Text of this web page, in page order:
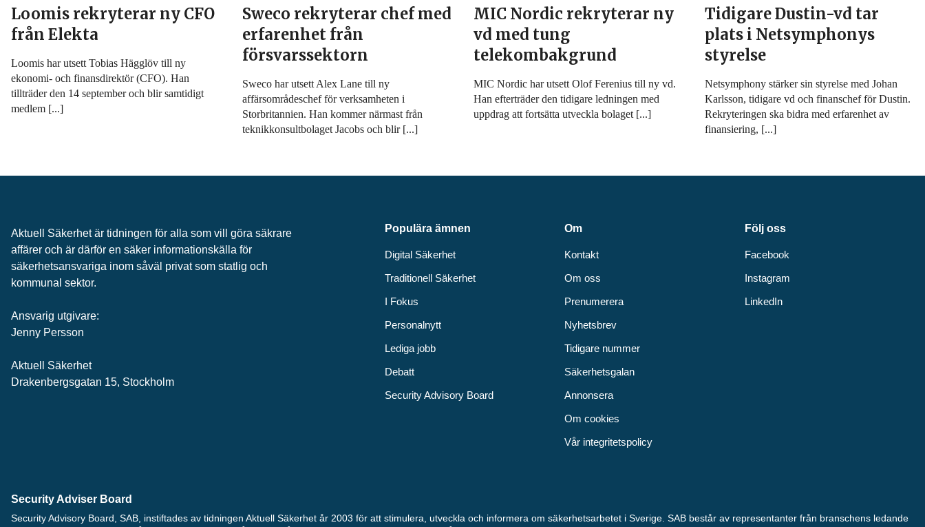
Loomis rekryterar ny CFO
från Elekta
Loomis har utsett Tobias Hägglöv till ny
ekonomi- och finansdirektör (CFO). Han
tillträder den 14 september och blir samtidigt
medlem [...]
Sweco rekryterar chef med
erfarenhet från
försvarssektorn
Sweco har utsett Alex Lane till ny
affärsområdeschef för verksamheten i
Storbritannien. Han kommer närmast från
teknikkonsultbolaget Jacobs och blir [...]
MIC Nordic rekryterar ny
vd med tung
telekombakgrund
MIC Nordic har utsett Olof Ferenius till ny vd.
Han efterträder den tidigare ledningen med
uppdrag att fortsätta utveckla bolaget [...]
Tidigare Dustin-vd tar
plats i Netsymphonys
styrelse
Netsymphony stärker sin styrelse med Johan
Karlsson, tidigare vd och finanschef för Dustin.
Rekryteringen ska bidra med erfarenhet av
finansiering, [...]
Aktuell Säkerhet är tidningen för alla som vill göra säkrare
affärer och är därför en säker informationskälla för
säkerhets­ansvariga inom såväl privat som statlig och
kommunal sektor.
Ansvarig utgivare:
Jenny Persson
Aktuell Säkerhet
Drakenbergsgatan 15, Stockholm
Populära ämnen
Digital Säkerhet
Traditionell Säkerhet
I Fokus
Personalnytt
Lediga jobb
Debatt
Security Advisory Board
Om
Kontakt
Om oss
Prenumerera
Nyhetsbrev
Tidigare nummer
Säkerhetsgalan
Annonsera
Om cookies
Vår integritetspolicy
Följ oss
Facebook
Instagram
LinkedIn
Security Adviser Board
Security Advisory Board, SAB, instiftades av tidningen Aktuell Säkerhet år 2003 för att stimulera, utveckla och informera om säkerhetsarbetet i Sverige. SAB består av representanter från branschens ledande